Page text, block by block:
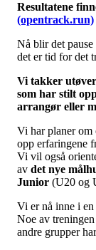
Resultatene
(opentrack.run)
Nå blir det
det er tid for det
Vi takker
som har stilt
arrangør eller
Vi har planer om
opp erfaringene
Vi vil også
av det nye
Junior (U20 og
Vi er nå inne i
Noe av
andre grupper